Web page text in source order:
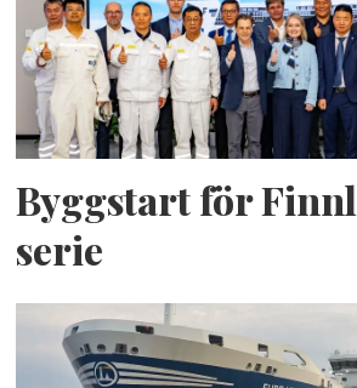
Byggstart för
serie